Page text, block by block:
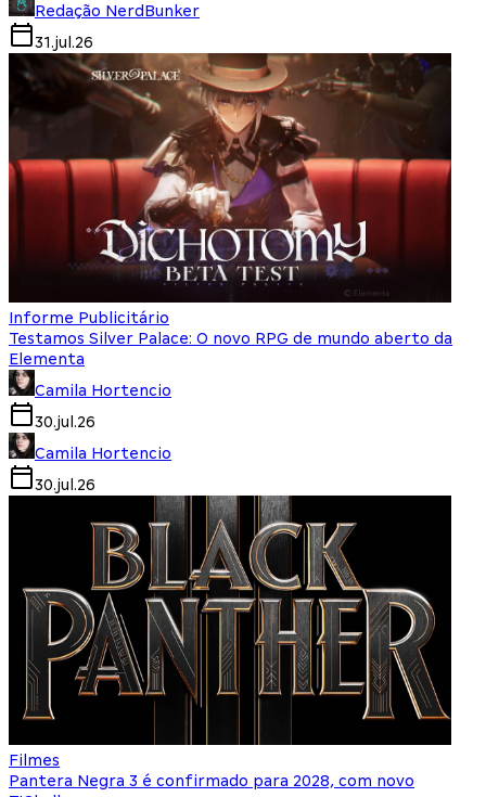
Redação NerdBunker
31.jul.26
Informe Publicitário
Testamos Silver Palace: O novo RPG de mundo aberto da
Elementa
Camila Hortencio
30.jul.26
Camila Hortencio
30.jul.26
Filmes
Pantera Negra 3 é confirmado para 2028, com novo